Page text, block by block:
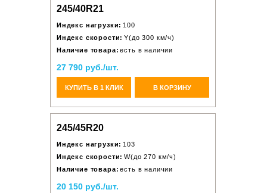
245/40R21
Индекс нагрузки: 100
Индекс скорости: Y(до 300 км/ч)
Наличие товара: есть в наличии
27 790 руб./шт.
КУПИТЬ В 1 КЛИК В КОРЗИНУ
245/45R20
Индекс нагрузки: 103
Индекс скорости: W(до 270 км/ч)
Наличие товара: есть в наличии
20 150 руб./шт.